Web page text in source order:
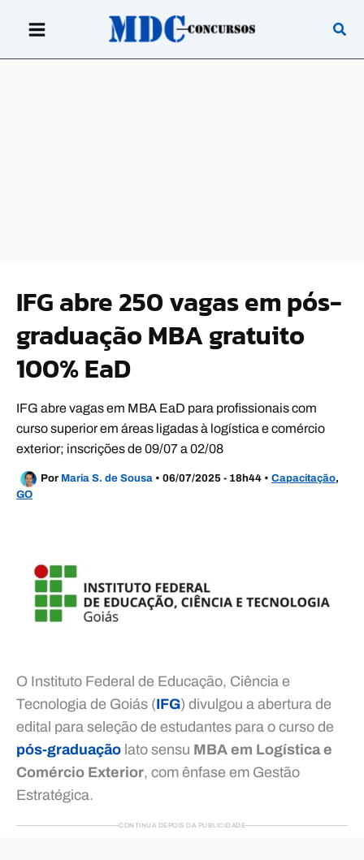
IFG abre 250 vagas em pós-
graduação MBA gratuito
100% EaD
IFG abre vagas em MBA EaD para profissionais com
curso superior em áreas ligadas à logística e comércio
exterior; inscrições de 09/07 a 02/08
Por Maria S. de Sousa • 06/07/2025 - 18h44 • Capacitação,
GO
O Instituto Federal de Educação, Ciência e
Tecnologia de Goiás (IFG) divulgou a abertura de
edital para seleção de estudantes para o curso de
pós-graduação lato sensu MBA em Logística e
Comércio Exterior, com ênfase em Gestão
Estratégica.
CONTINUA DEPOIS DA PUBLICIDADE